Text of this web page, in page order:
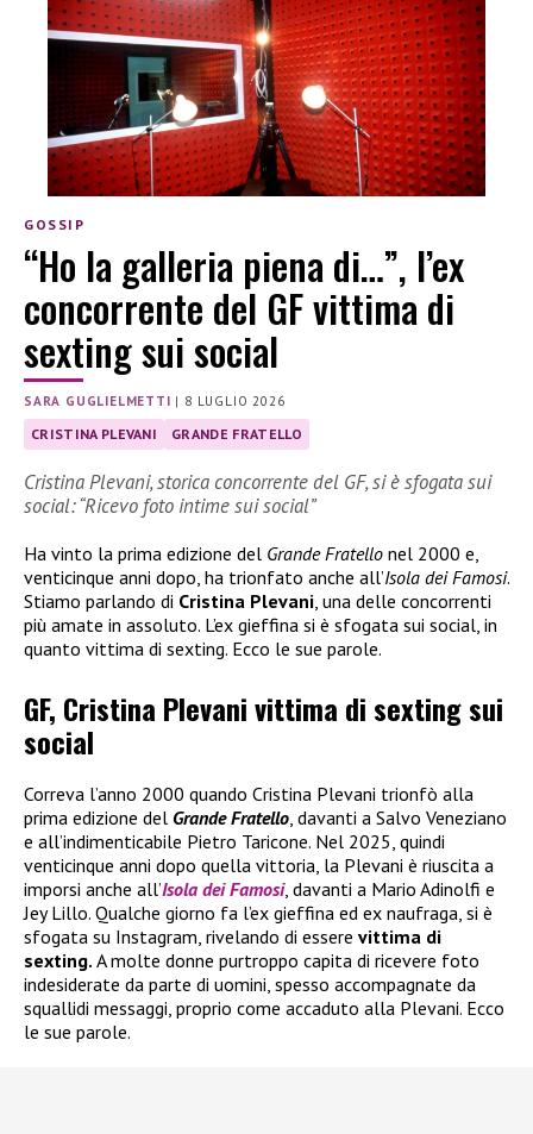
GOSSIP
“Ho la galleria piena di…”, l’ex
concorrente del GF vittima di
sexting sui social
SARA GUGLIELMETTI | 8 LUGLIO 2026
CRISTINA PLEVANI GRANDE FRATELLO
Cristina Plevani, storica concorrente del GF, si è sfogata sui
social: “Ricevo foto intime sui social”
Ha vinto la prima edizione del Grande Fratello nel 2000 e,
venticinque anni dopo, ha trionfato anche all’Isola dei Famosi.
Stiamo parlando di Cristina Plevani , una delle concorrenti
più amate in assoluto. L’ex gieffina si è sfogata sui social, in
quanto vittima di sexting. Ecco le sue parole.
GF, Cristina Plevani vittima di sexting sui
social
Correva l’anno 2000 quando Cristina Plevani trionfò alla
prima edizione del Grande Fratello, davanti a Salvo Veneziano
e all’indimenticabile Pietro Taricone. Nel 2025, quindi
venticinque anni dopo quella vittoria, la Plevani è riuscita a
imporsi anche all’Isola dei Famosi, davanti a Mario Adinolfi e
Jey Lillo. Qualche giorno fa l’ex gieffina ed ex naufraga, si è
sfogata su Instagram, rivelando di essere vittima di
sexting. A molte donne purtroppo capita di ricevere foto
indesiderate da parte di uomini, spesso accompagnate da
squallidi messaggi, proprio come accaduto alla Plevani. Ecco
le sue parole.